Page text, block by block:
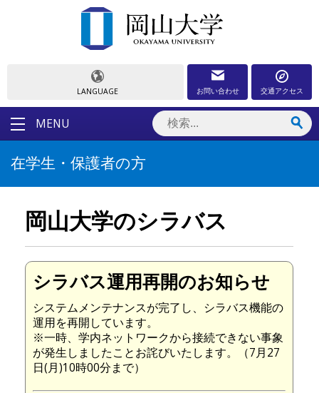
LANGUAGE お問い合わせ 交通アクセス
MENU
在学生・保護者の方
岡山大学のシラバス
シラバス運用再開のお知らせ
システムメンテナンスが完了し、シラバス機能の
運用を再開しています。
※一時、学内ネットワークから接続できない事象
が発生しましたことお詫びいたします。（7月27
日(月)10時00分まで）